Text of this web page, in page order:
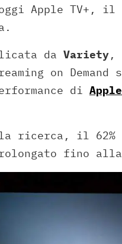
Apple TV+,
da Variety,
on Demand
di
ricerca, il 62%
fino alla